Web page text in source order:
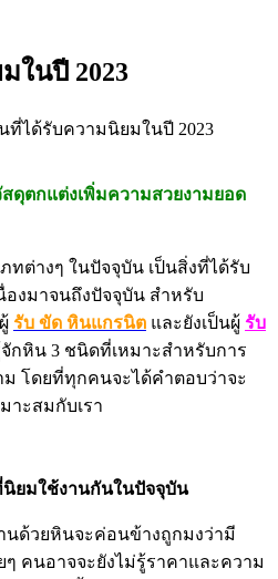
ในปี 2023
ที่ได้รับความนิยมในปี 2023
ดุตกแต่งเพิ่มความสวยงามยอด
ทต่างๆ ในปัจจุบัน เป็นสิ่งที่ได้รับ
งมาจนถึงปัจจุบัน สำหรับ
ผู้ รับ ขัด หินแกรนิต และยังเป็นผู้ รับ
หิน 3 ชนิดที่เหมาะสำหรับการ
โดยที่ทุกคนจะได้คำตอบว่าจะ
าะสมกับเรา
ยมใช้งานกันในปัจจุบัน
นด้วยหินจะค่อนข้างถูกมงว่ามี
คนอาจจะยังไม่รู้ราคาและความ